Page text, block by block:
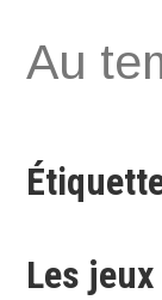
au
Au
Les